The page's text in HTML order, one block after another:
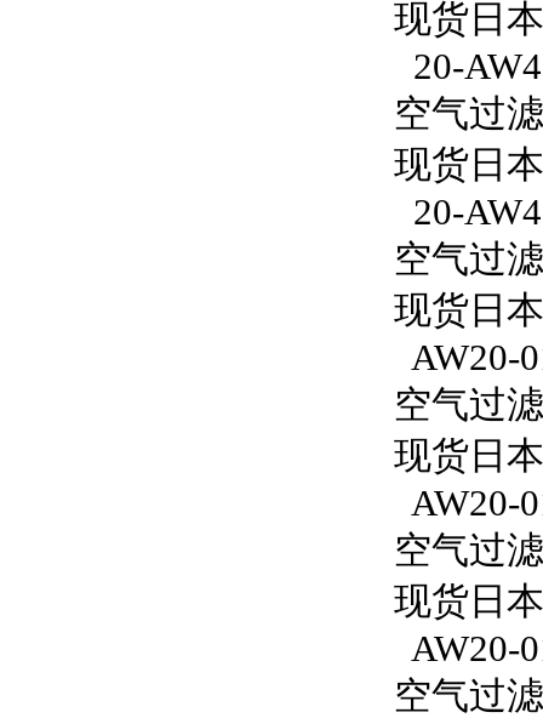
现货日
20-
空气过
现货日
20-
空气过
现货日
AW20-
空气过
现货日
AW20-
空气过
现货日
AW20-
空气过